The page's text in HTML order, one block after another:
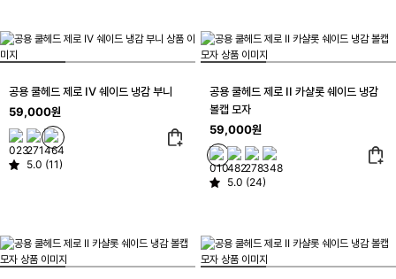
공용 쿨헤드 제로 IV 쉐이드 냉감 부니
59,000원
5.0 (11)
공용 쿨헤드 제로 II 카샬롯 쉐이드 냉감
볼캡 모자
59,000원
5.0 (24)